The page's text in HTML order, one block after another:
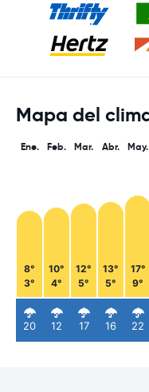
Mapa del
Ene.
8°
3°
20
Feb.
10°
4°
12
Mar.
12°
5°
17
Abr.
13°
5°
16
May.
17°
9°
22